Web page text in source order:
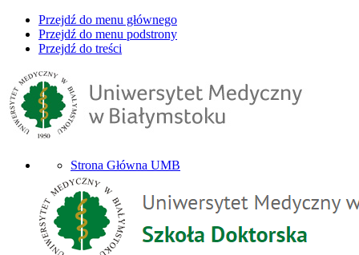
Przejdź do menu głównego
Przejdź do menu podstrony
Przejdź do treści
Strona Główna UMB